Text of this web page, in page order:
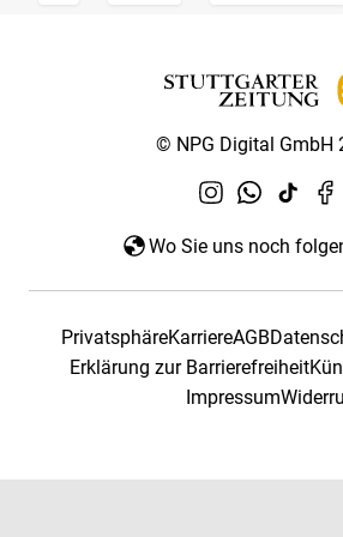
© NPG Digital GmbH
Wo Sie uns noch
PrivatsphäreKarriereAGB
Erklärung zur Barrierefreiheit
Impressum